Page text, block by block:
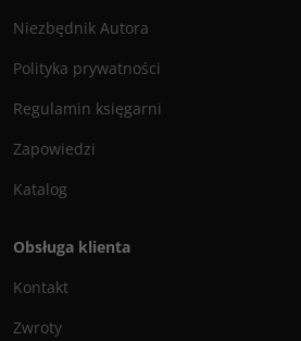
Niezbędnik Autora
Polityka prywatności
Regulamin księgarni
Zapowiedzi
Katalog
Obsługa klienta
Kontakt
Zwroty